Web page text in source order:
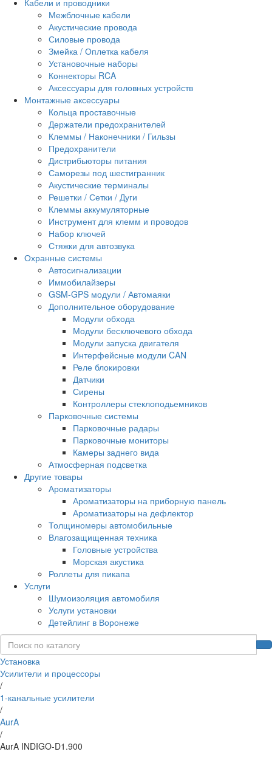
Межблочные кабели
Акустические провода
Силовые провода
Змейка / Оплетка кабеля
Установочные наборы
Коннекторы RCA
Аксессуары для головных устройств
Монтажные аксессуары
Кольца проставочные
Держатели предохранителей
Клеммы / Наконечники / Гильзы
Предохранители
Дистрибьюторы питания
Саморезы под шестигранник
Акустические терминалы
Решетки / Сетки / Дуги
Клеммы аккумуляторные
Инструмент для клемм и проводов
Набор ключей
Стяжки для автозвука
Охранные системы
Автосигнализации
Иммобилайзеры
GSM-GPS модули / Автомаяки
Дополнительное оборудование
Модули обхода
Модули бесключевого обхода
Модули запуска двигателя
Интерфейсные модули CAN
Реле блокировки
Датчики
Сирены
Контроллеры стеклоподьемников
Парковочные системы
Парковочные радары
Парковочные мониторы
Камеры заднего вида
Атмосферная подсветка
Другие товары
Ароматизаторы
Ароматизаторы на приборную панель
Ароматизаторы на дефлектор
Толщиномеры автомобильные
Влагозащищенная техника
Головные устройства
Морская акустика
Роллеты для пикапа
Услуги
Шумоизоляция автомобиля
Услуги установки
Детейлинг в Воронеже
Установка
Усилители и процессоры
/
1-канальные усилители
/
AurA
/
AurA INDIGO-D1.900